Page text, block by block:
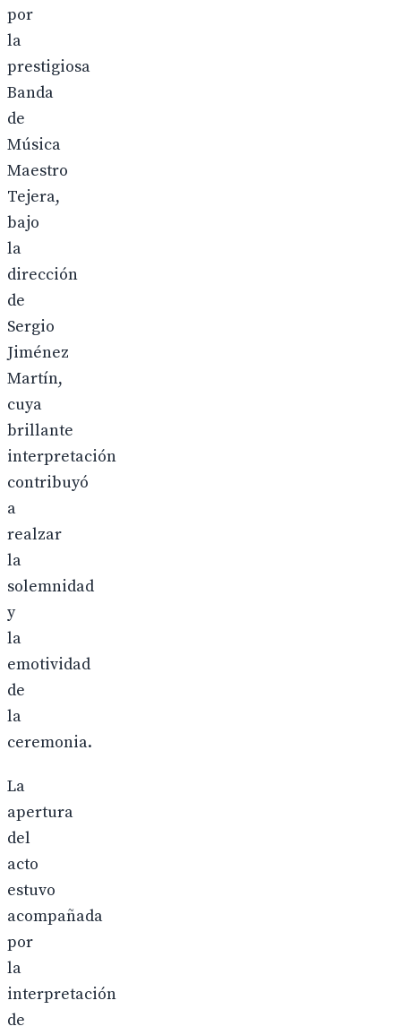
por
la
prestigiosa
Banda
de
Música
Maestro
Tejera,
bajo
la
dirección
de
Sergio
Jiménez
Martín,
cuya
brillante
interpretación
contribuyó
a
realzar
la
solemnidad
y
la
emotividad
de
la
ceremonia.
La
apertura
del
acto
estuvo
acompañada
por
la
interpretación
de